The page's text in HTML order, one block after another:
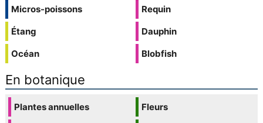
Micros-poissons
Étang
Océan
Requin
Dauphin
Blobfish
En botanique
Plantes annuelles
Fleurs